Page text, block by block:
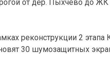
от дер. Пыхчево до
реконструкции 2
30 шумозащитных